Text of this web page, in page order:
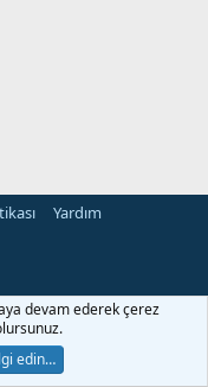
Yardım
devam ederek çerez
edin…